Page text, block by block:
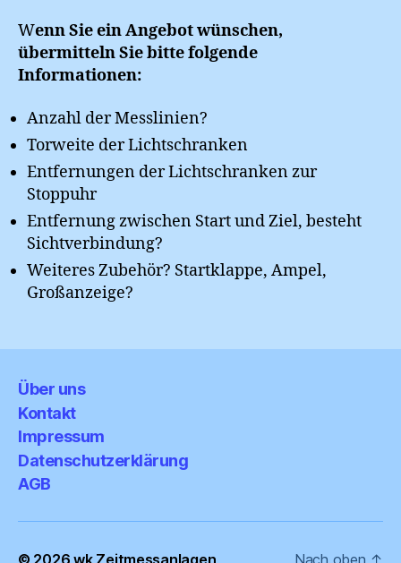
Wenn Sie ein Angebot wünschen,
übermitteln Sie bitte folgende
Informationen:
Anzahl der Messlinien?
Torweite der Lichtschranken
Entfernungen der Lichtschranken zur
Stoppuhr
Entfernung zwischen Start und Ziel, besteht
Sichtverbindung?
Weiteres Zubehör? Startklappe, Ampel,
Großanzeige?
Über uns
Kontakt
Impressum
Datenschutzerklärung
AGB